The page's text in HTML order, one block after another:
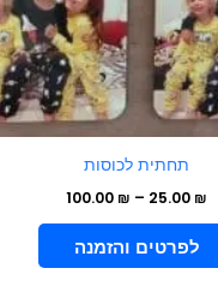
תחתית לכוסות
25.00 ₪
–
100.00 ₪
בחר אפשרויות